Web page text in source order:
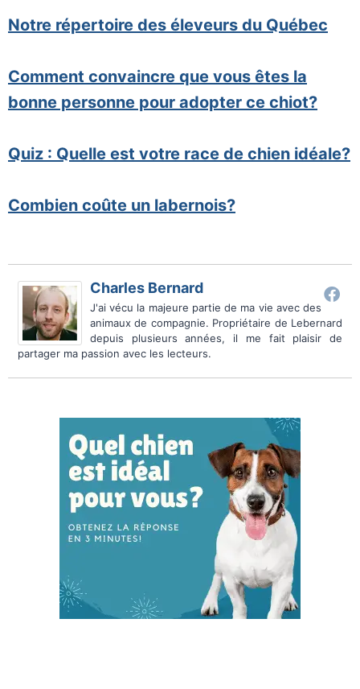
Notre répertoire des éleveurs du Québec
Comment convaincre que vous êtes la
bonne personne pour adopter ce chiot?
Quiz : Quelle est votre race de chien idéale?
Combien coûte un labernois?
Charles Bernard
J'ai vécu la majeure partie de ma vie avec des
animaux de compagnie. Propriétaire de Lebernard
depuis plusieurs années, il me fait plaisir de
partager ma passion avec les lecteurs.